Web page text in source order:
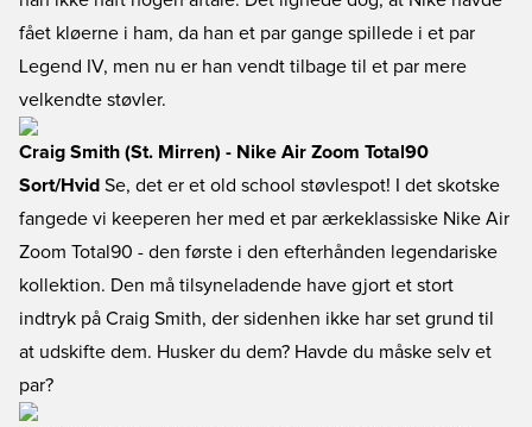
fået kløerne i ham, da han et par gange spillede i et par
Legend IV, men nu er han vendt tilbage til et par mere
velkendte støvler.
Craig Smith (St. Mirren) - Nike Air Zoom Total90
Sort/Hvid Se, det er et old school støvlespot! I det skotske
fangede vi keeperen her med et par ærkeklassiske Nike Air
Zoom Total90 - den første i den efterhånden legendariske
kollektion. Den må tilsyneladende have gjort et stort
indtryk på Craig Smith, der sidenhen ikke har set grund til
at udskifte dem. Husker du dem? Havde du måske selv et
par?